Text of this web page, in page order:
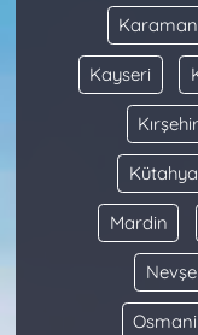
Karaman
Kayseri
Kırşehir
Kütahya
Mardin